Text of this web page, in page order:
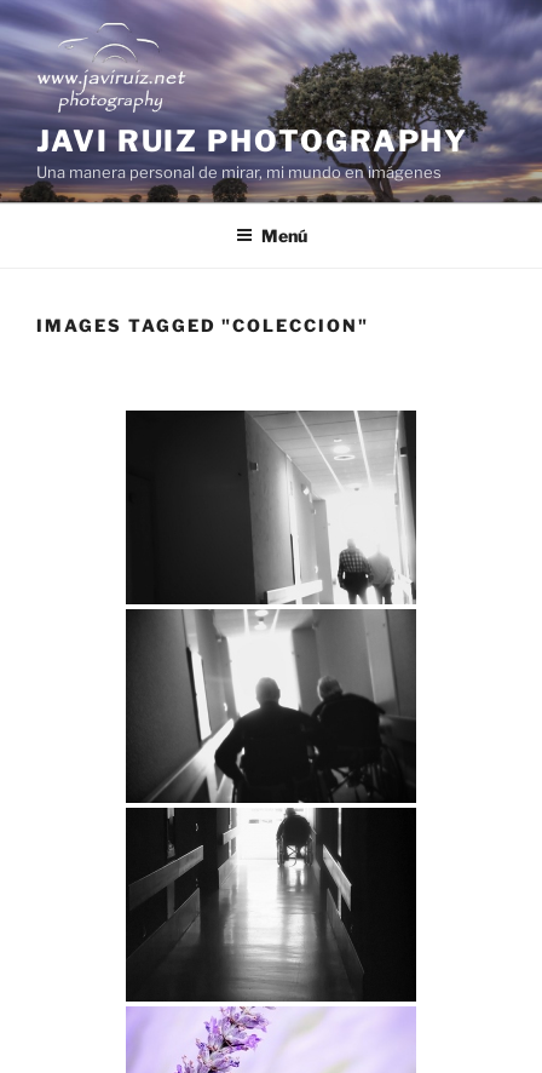
Saltar
al
contenido
JAVI RUIZ PHOTOGRAPHY
Una manera personal de mirar, mi mundo en imágenes
Menú
IMAGES TAGGED "COLECCION"